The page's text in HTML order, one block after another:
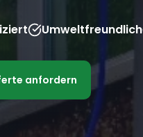
Umweltfreundlich
anfordern